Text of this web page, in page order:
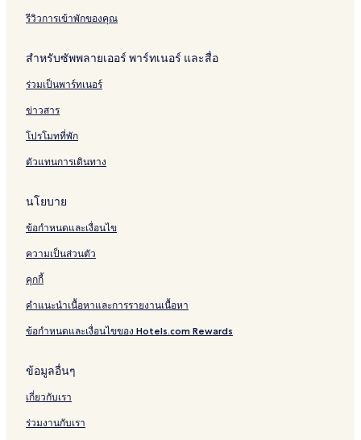
รีวิวการเข้าพักของคุณ
สำหรับซัพพลายเออร์ พาร์ทเนอร์ และสื่อ
ร่วมเป็นพาร์ทเนอร์
ข่าวสาร
โปรโมทที่พัก
ตัวแทนการเดินทาง
นโยบาย
ข้อกำหนดและเงื่อนไข
ความเป็นส่วนตัว
คุกกี้
คำแนะนำเนื้อหาและการรายงานเนื้อหา
ข้อกำหนดและเงื่อนไขของ Hotels.com Rewards
ข้อมูลอื่นๆ
เกี่ยวกับเรา
ร่วมงานกับเรา